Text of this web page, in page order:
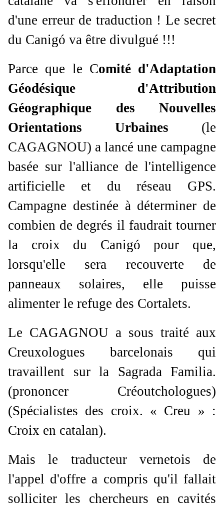
d'une erreur de traduction ! Le secret
du Canigó va être divulgué !!!
Parce que le Comité d'Adaptation
Géodésique d'Attribution
Géographique des Nouvelles
Orientations Urbaines (le
CAGAGNOU) a lancé une campagne
basée sur l'alliance de l'intelligence
artificielle et du réseau GPS.
Campagne destinée à déterminer de
combien de degrés il faudrait tourner
la croix du Canigó pour que,
lorsqu'elle sera recouverte de
panneaux solaires, elle puisse
alimenter le refuge des Cortalets.
Le CAGAGNOU a sous traité aux
Creuxologues barcelonais qui
travaillent sur la Sagrada Familia.
(prononcer Créoutchologues)
(Spécialistes des croix. « Creu » :
Croix en catalan).
Mais le traducteur vernetois de
l'appel d'offre a compris qu'il fallait
solliciter les chercheurs en cavités